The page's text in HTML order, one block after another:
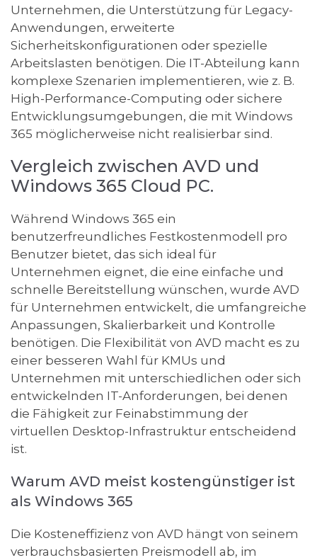
Unternehmen, die Unterstützung für Legacy-
Anwendungen, erweiterte
Sicherheitskonfigurationen oder spezielle
Arbeitslasten benötigen. Die IT-Abteilung kann
komplexe Szenarien implementieren, wie z. B.
High-Performance-Computing oder sichere
Entwicklungsumgebungen, die mit Windows
365 möglicherweise nicht realisierbar sind.
Vergleich zwischen AVD und
Windows 365 Cloud PC.
Während Windows 365 ein
benutzerfreundliches Festkostenmodell pro
Benutzer bietet, das sich ideal für
Unternehmen eignet, die eine einfache und
schnelle Bereitstellung wünschen, wurde AVD
für Unternehmen entwickelt, die umfangreiche
Anpassungen, Skalierbarkeit und Kontrolle
benötigen. Die Flexibilität von AVD macht es zu
einer besseren Wahl für KMUs und
Unternehmen mit unterschiedlichen oder sich
entwickelnden IT-Anforderungen, bei denen
die Fähigkeit zur Feinabstimmung der
virtuellen Desktop-Infrastruktur entscheidend
ist.
Warum AVD meist kostengünstiger ist
als Windows 365
Die Kosteneffizienz von AVD hängt von seinem
verbrauchsbasierten Preismodell ab, im